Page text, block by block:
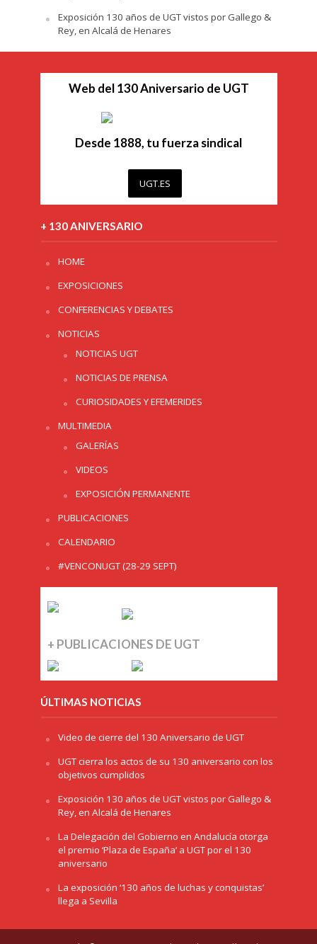
Exposición 130 años de UGT vistos por Gallego &
Rey, en Alcalá de Henares
Web del 130 Aniversario de UGT
Desde 1888, tu fuerza sindical
UGT.ES
+ 130 ANIVERSARIO
HOME
EXPOSICIONES
CONFERENCIAS Y DEBATES
NOTICIAS
NOTICIAS UGT
NOTICIAS DE PRENSA
CURIOSIDADES Y EFEMERIDES
MULTIMEDIA
GALERÍAS
VIDEOS
EXPOSICIÓN PERMANENTE
PUBLICACIONES
CALENDARIO
#VENCONUGT (28-29 SEPT)
+ PUBLICACIONES DE UGT
ÚLTIMAS NOTICIAS
Video de cierre del 130 Aniversario de UGT
UGT cierra los actos de su 130 aniversario con los
objetivos cumplidos
Exposición 130 años de UGT vistos por Gallego &
Rey, en Alcalá de Henares
La Delegación del Gobierno en Andalucía otorga
el premio ‘Plaza de España’ a UGT por el 130
aniversario
La exposición ‘130 años de luchas y conquistas’
llega a Sevilla